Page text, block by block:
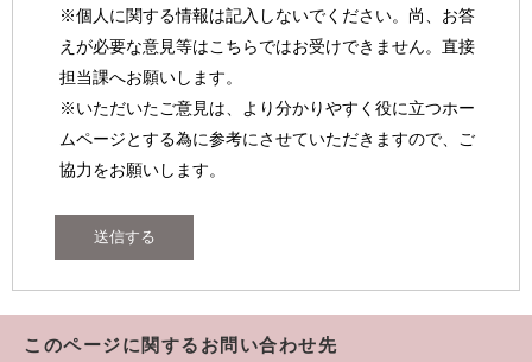
※個人に関する情報は記入しないでください。尚、お答
えが必要な意見等はこちらではお受けできません。直接
担当課へお願いします。
※いただいたご意見は、より分かりやすく役に立つホー
ムページとする為に参考にさせていただきますので、ご
協力をお願いします。
このページに関するお問い合わせ先